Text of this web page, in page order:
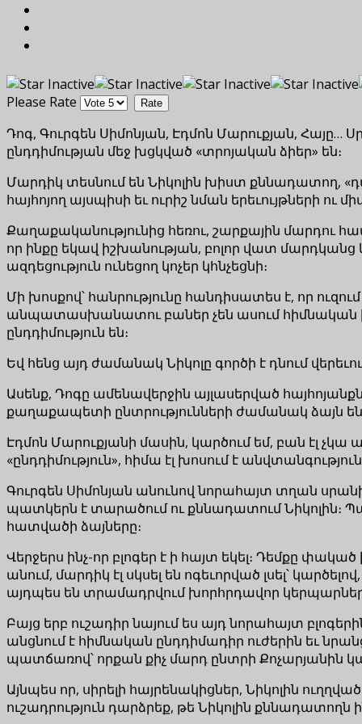
Please Rate
Դոգ, Գուրգեն Սիմոնյան, Էդմոն Մարուքյան, Հայը…
ընդդիմության մեջ խցկված «տրոյական ձիեր» են։
Մարդիկ տեսնում են Նիկոլին խիստ քննադատող,
հայհոյող այսպիսի եւ ուրիշ նման երեւույթների
Քաղաքականությունից հեռու, շարքային մարդու
որ ինքը եկավ իշխանության, բոլոր վատ
ազդեցություն ունեցող կոչեր կհնչեցնի։
Մի խոսքով՝ հանրությունը հանդիսատես է, որ
անպատասխանատու բաներ չեն ասում հիմնական
ընդդիմություն են։
Եվ հենց այդ ժամանակ Նիկոլը գործի է դնում
Ասենք, Դոգը ամենավերջին այլասերված
քաղաքապետի ընտրությունների ժամանակ ձայն են
Էդմոն Մարուքյանի մասին, կարծում եմ, բան էլ
«ընդդիմություն», հիմա էլ խոսում է
Գուրգեն Սիմոնյան անունով նորահայտ տղան
պատկերն է տարածում ու քննադատում Նիկոլին։
հատվածի ձայները։
Վերջերս ինչ-որ բլոգեր է ի հայտ եկել։ Դեմքը
անում, մարդիկ էլ սկսել են ոգեւորված լսել՝
այդպես են տրամադրվում խորհրդավոր
Բայց երբ ուշադիր նայում ես այդ նորահայտ
անցնում է հիմնական ընդդիմադիր ուժերին եւ
պատճառով՝ որքան քիչ մարդ ընտրի Քոչարյանին
Այնպես որ, սիրելի հայրենակիցներ, Նիկոլին
ուշադրություն դարձրեք, թե Նիկոլին քննադատողն